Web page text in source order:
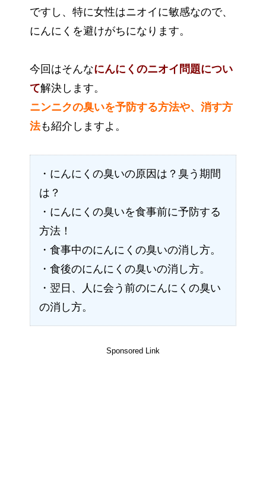
ですし、特に女性はニオイに敏感なので、
にんにくを避けがちになります。
今回はそんなにんにくのニオイ問題につい
て解決します。
ニンニクの臭いを予防する方法や、消す方
法も紹介しますよ。
・にんにくの臭いの原因は？臭う期間
は？
・にんにくの臭いを食事前に予防する
方法！
・食事中のにんにくの臭いの消し方。
・食後のにんにくの臭いの消し方。
・翌日、人に会う前のにんにくの臭い
の消し方。
Sponsored Link